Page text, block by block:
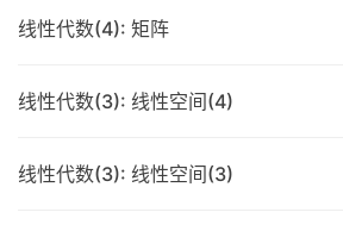
线性代数(4): 矩阵
线性代数(3): 线性空间(4)
线性代数(3): 线性空间(3)